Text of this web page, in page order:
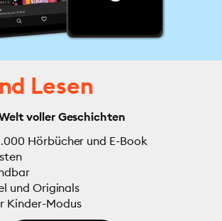
Lesen
voller Geschichten
Hörbücher und E-Book
und Originals
Kinder-Modus